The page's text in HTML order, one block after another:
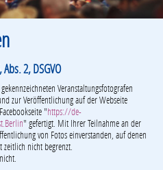
2, DSGVO
Veranstaltungsfotografen
zur Veröffentlichung auf der Webseite
"https://de-
" gefertigt. Mit Ihrer Teilnahme an der
von Fotos einverstanden, auf denen
zeitlich nicht begrenzt.